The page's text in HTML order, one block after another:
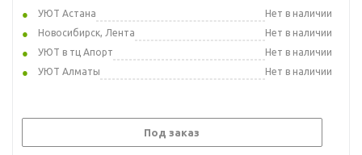
УЮТ Астана
Нет в наличии
Новосибирск, Лента
Нет в наличии
УЮТ в тц Апорт
Нет в наличии
УЮТ Алматы
Нет в наличии
Под заказ